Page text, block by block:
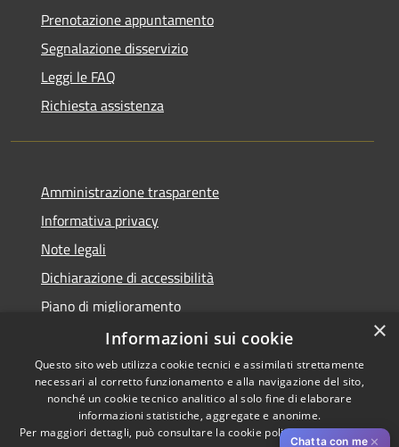
Prenotazione appuntamento
Segnalazione disservizio
Leggi le FAQ
Richiesta assistenza
Amministrazione trasparente
Informativa privacy
Note legali
Dichiarazione di accessibilità
Piano di miglioramento
Accessibilità
Privacy
Copyright © 2026 • Comune di
Cascina • Powered by
Municipium•Accesso
Chatta con me ✕
×
Informazioni sui cookie
Questo sito web utilizza cookie tecnici e assimilati strettamente
necessari al corretto funzionamento e alla navigazione del sito,
nonché un cookie tecnico analitico al solo fine di elaborare
informazioni statistiche, aggregate e anonime.
Per maggiori dettagli, può consultare la cookie policy al seguentelink